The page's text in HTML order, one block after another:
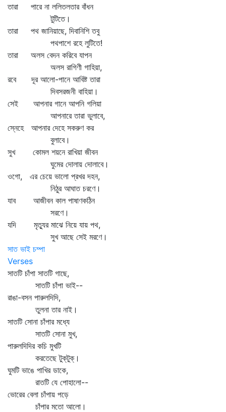
তারা পারে না ললিতলতার বাঁধন
টুটিতে।
তারা পথ জানিয়াছে, দিবানিশি তবু
পথপাশে রহে লুটিতে!
তারা অলস বেদন করিবে যাপন
অলস রাগিণী গাহিয়া,
রবে দূর আলো-পানে আবিষ্ট তারা
দিবসরজনী বাহিয়া।
সেই আপনার গানে আপনি গলিয়া
আপনারে তারা ভুলাবে,
স্নেহে আপনার দেহে সকরুণ কর
বুলাবে।
সুখ কোমল শয়নে রাখিয়া জীবন
ঘুমের দোলায় দোলাবে।
ওগো, এর চেয়ে ভালো প্রখর দহন,
নিঠুর আঘাত চরণে।
যাব আজীবন কাল পাষাণকঠিন
সরণে।
যদি মৃত্যুর মাঝে নিয়ে যায় পথ,
সুখ আছে সেই মরণে।
সাত ভাই চম্পা
Verses
সাতটি চাঁপা সাতটি গাছে,
সাতটি চাঁপা ভাই--
রাঙা-বসন পারুলদিদি,
তুলনা তার নাই।
সাতটি সোনা চাঁপার মধ্যে
সাতটি সোনা মুখ,
পারুলদিদির কচি মুখটি
করতেছে টুক্‌টুক্‌।
ঘুমটি ভাঙে পাখির ডাকে,
রাতটি যে পোহালো--
ভোরের বেলা চাঁপায় পড়ে
চাঁপার মতো আলো।